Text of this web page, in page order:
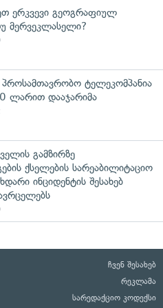
ერკვევი გეოგრაფიულ
მერვეკლასელი?
ტელეკომპანია
ლარით დააჯარიმა
გამზირზე
ქსელების სარეაბილიტაციო
ინციდენტის შესახებ
ჩვენ შესახებ
რეკლამა
სარედაქციო კოდექსი